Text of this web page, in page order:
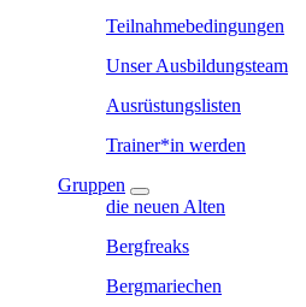
Teilnahmebedingungen
Unser Ausbildungsteam
Ausrüstungslisten
Trainer*in werden
Gruppen
die neuen Alten
Bergfreaks
Bergmariechen